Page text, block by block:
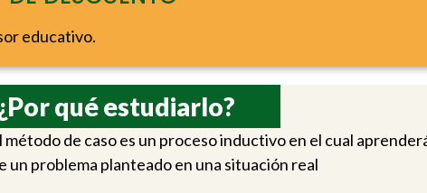
educativo.
qué estudiarlo?
método de caso es un proceso inductivo en el cual
un problema planteado en una situación real